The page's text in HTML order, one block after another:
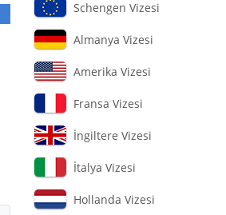
Schengen Vizesi
Almanya Vizesi
Amerika Vizesi
Fransa Vizesi
İngiltere Vizesi
İtalya Vizesi
Hollanda Vizesi